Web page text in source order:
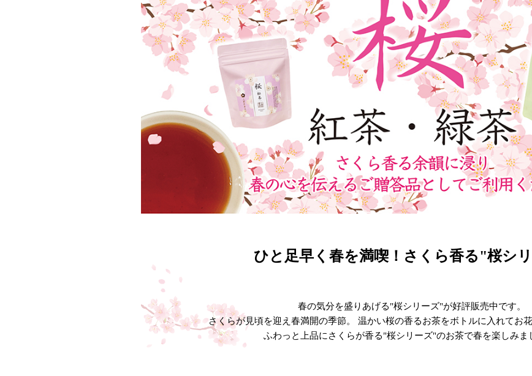
ひと足早く春を満喫！ さくら香る"桜シ
春の気分を盛りあげる"桜シリーズ"が好評販売中です。
さくらが見頃を迎え春満開の季節。
温かい桜の香るお茶をボトルに入れてお
ふわっと上品にさくらが香る"桜シリーズ"のお茶で春を楽しみま